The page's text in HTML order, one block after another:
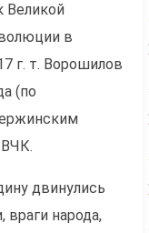
Великой
в
г. т. Ворошилов
(по
ВЧК.
двинулись
народа,